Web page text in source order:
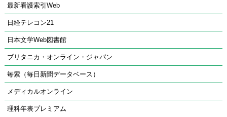
最新看護索引Web
日経テレコン21
日本文学Web図書館
ブリタニカ・オンライン・ジャパン
毎索（毎日新聞データベース）
メディカルオンライン
理科年表プレミアム